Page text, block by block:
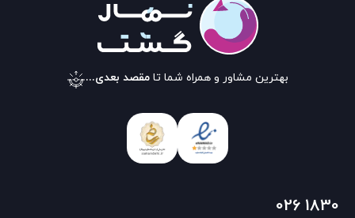
بهترین مشاور و همراه شما تا مقصد بعدی...
026 1830